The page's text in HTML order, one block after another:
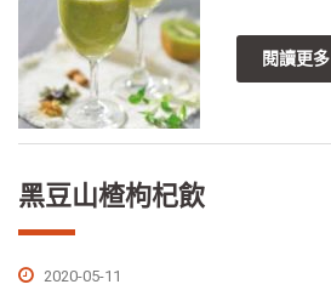
閱讀更多
黑豆山楂枸杞飲
2020-05-11